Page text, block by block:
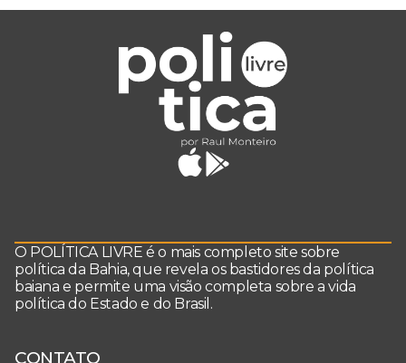
O POLÍTICA LIVRE é o mais completo site sobre
política da Bahia, que revela os bastidores da política
baiana e permite uma visão completa sobre a vida
política do Estado e do Brasil.
CONTATO